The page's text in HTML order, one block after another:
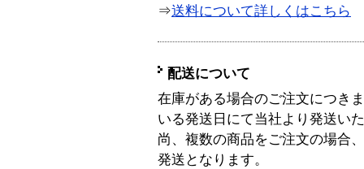
⇒送料について詳しくはこちら
配送について
在庫がある場合のご注文につき
いる発送日にて当社より発送い
尚、複数の商品をご注文の場合
発送となります。